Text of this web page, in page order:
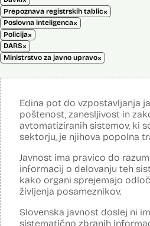
Prepoznava registrskih tablic×
Poslovna inteligenca×
Policija×
DARS×
Ministrstvo za javno upravo×
Edina pot do vzpostavljanja
poštenost, zanesljivost in
avtomatiziranih sistemov, ki
sektorju, je njihova popolna
Javnost ima pravico do
informacij o delovanju teh
kako organi sprejemajo
življenja posameznikov.
Slovenska javnost doslej ni
sistematično zbranih